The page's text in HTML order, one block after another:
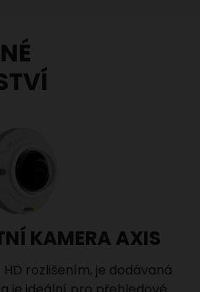
KAMERA AXIS
rozlišením, je dodávaná